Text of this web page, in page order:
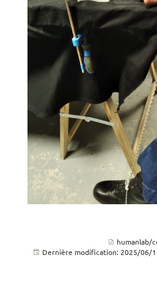
humanlab/
Dernière modification: 2025/06/